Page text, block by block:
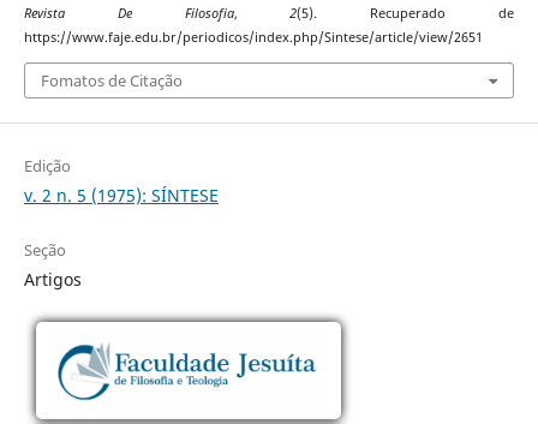
Revista De Filosofia,2(5). Recuperado de
https://www.faje.edu.br/periodicos/index.php/Sintese/article/view/2651
Fomatos de Citação
Edição
v. 2 n. 5 (1975): SÍNTESE
Seção
Artigos